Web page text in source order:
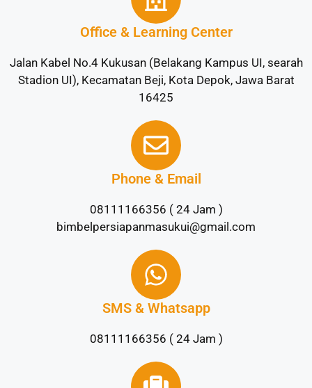
Office & Learning Center
Jalan Kabel No.4 Kukusan (Belakang Kampus UI, searah
Stadion UI), Kecamatan Beji, Kota Depok, Jawa Barat
16425
Phone & Email
08111166356 ( 24 Jam )
bimbelpersiapanmasukui@gmail.com
SMS & Whatsapp
08111166356 ( 24 Jam )